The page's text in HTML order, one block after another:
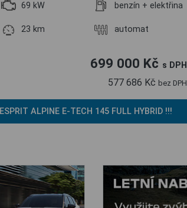
69 kW benzín + elektřina
23 km automat
699 000 Kč s DPH
577 686 Kč bez DPH
ESPRIT ALPINE E-TECH 145 FULL HYBRID !!!